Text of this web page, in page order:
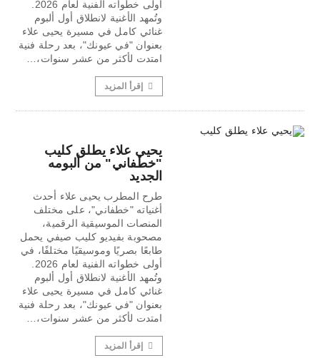
وتُمهد الأغنية لانطلاق أول ألبوم
غنائي كامل في مسيرة يحيى علاء
بعنوان "في عيونك"، بعد رحلة فنية
امتدت لأكثر من عشر سنوات،…
إقرأ المزيد
يحيي علاء يطلق كليب
"خطفاني" من ألبومه
الجديد
طرح المطرب يحيى علاء أحدث
أغنياته "خطفاني"، على مختلف
المنصات الموسيقية الرقمية،
مصحوبة بفيديو كليب صيفي يحمل
طابعًا بصريًا وموسيقيًا مختلفًا، في
وتُمهد الأغنية لانطلاق أول ألبوم
غنائي كامل في مسيرة يحيى علاء
بعنوان "في عيونك"، بعد رحلة فنية
امتدت لأكثر من عشر سنوات،…
إقرأ المزيد